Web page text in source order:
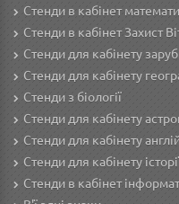
Стенди в кабінет
Стенди в кабінет Захист
Стенди для кабінету
Стенди для кабінету
Стенди з біології
Стенди для кабінету
Стенди для кабінету
Стенди для кабінету
Стенди в кабінет